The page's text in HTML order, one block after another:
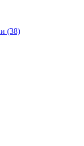
(38)